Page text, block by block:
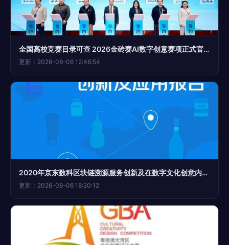
全国高校竞赛目录可查 2026金砖赛AI数字创意赛项正式官宣，引领数字文化创意内容应用服务新浪潮
更新：2026-08-06 12:46:54
2020年京东数科区块链溯源服务创新及在数字文化创意内容领域的应用研究
更新：2026-08-06 18:20:12